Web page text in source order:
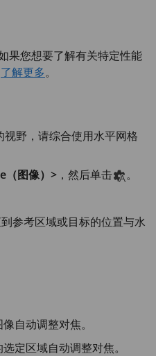
果您想要了解有关特定性能
了解更多。
野，请综合使用水平网格
（图像）> ，然后单击
。
参考区域或目标的位置与水
自动调整对焦。
定区域自动调整对焦。